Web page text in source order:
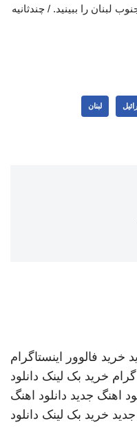
لبنان را ببینید. / چندثانیه
لبنان
خرید فالوور اینستاگرام
خرید بک لینک دانلود
اهنگ جدید دانلود اهنگ
خرید بک لینک دانلود